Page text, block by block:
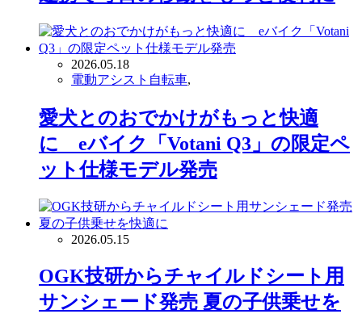
2026.05.18
電動アシスト自転車,
愛犬とのおでかけがもっと快適
に eバイク「Votani Q3」の限定ペ
ット仕様モデル発売
2026.05.15
OGK技研からチャイルドシート用
サンシェード発売 夏の子供乗せを